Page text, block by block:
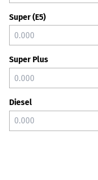
Super (E5)
Super Plus
Diesel